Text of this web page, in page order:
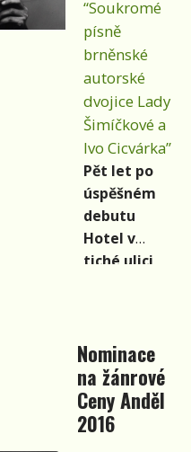
“Soukromé
písně
brněnské
autorské
dvojice Lady
Šimíčkové a
Ivo Cicvárka”
Pět let po
úspěšném
debutu
Hotel v
tiché ulici
a Iva s
kolekcí
čtrnácti
nových
Nominace
na žánrové
Ceny Anděl
2016